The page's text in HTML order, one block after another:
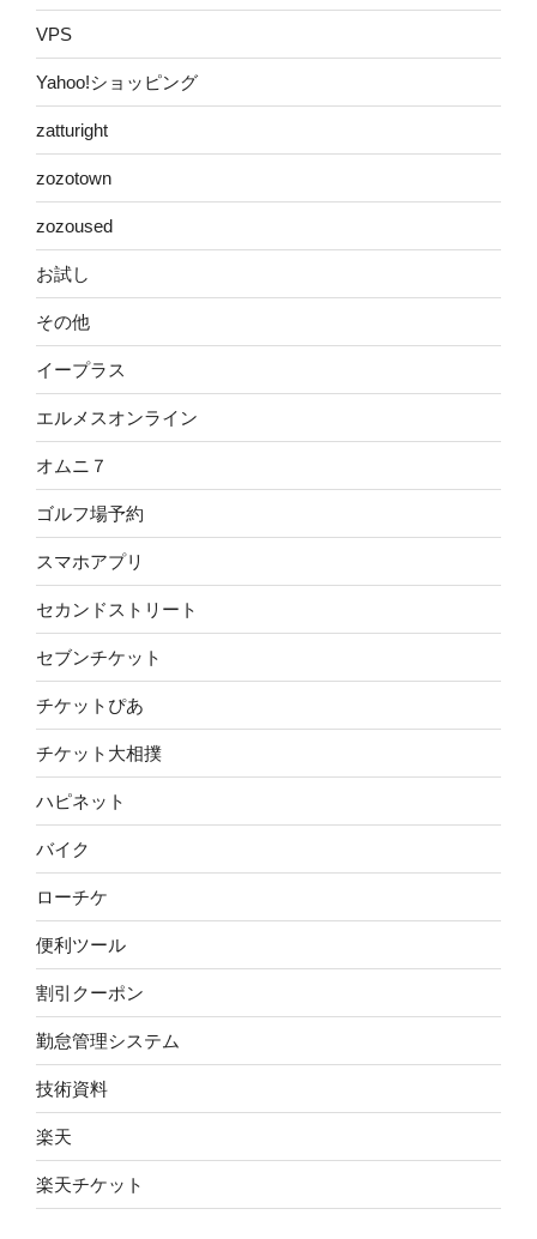
VPS
Yahoo!ショッピング
zatturight
zozotown
zozoused
お試し
その他
イープラス
エルメスオンライン
オムニ７
ゴルフ場予約
スマホアプリ
セカンドストリート
セブンチケット
チケットぴあ
チケット大相撲
ハピネット
バイク
ローチケ
便利ツール
割引クーポン
勤怠管理システム
技術資料
楽天
楽天チケット